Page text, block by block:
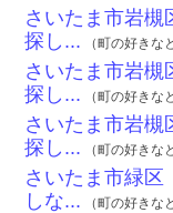
さいたま市岩槻
探し... （町の好きな
さいたま市岩槻
探し... （町の好きな
さいたま市岩槻
探し... （町の好きな
さいたま市緑区
しな... （町の好きな